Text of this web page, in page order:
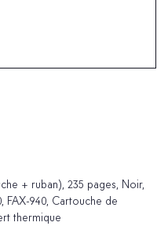
+ ruban), 235 pages, Noir,
FAX-940, Cartouche de
thermique